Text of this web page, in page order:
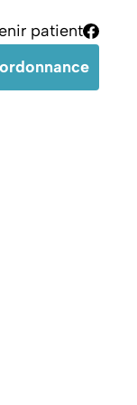
patient
Logo